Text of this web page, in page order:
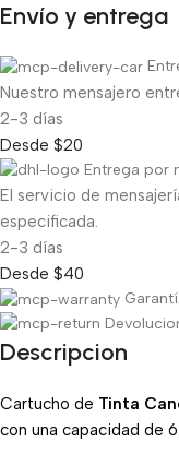
Envío y entrega
Nuestro mensajero
2-3 días
Desde $20
Entrega por
El servicio de
especificada.
2-3 días
Desde $40
Descripcion
Cartucho de Tinta
con una capacidad de